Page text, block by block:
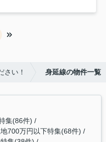
さい！ 身延線の物件一覧
集(86件)
700万円以下特集(68件)